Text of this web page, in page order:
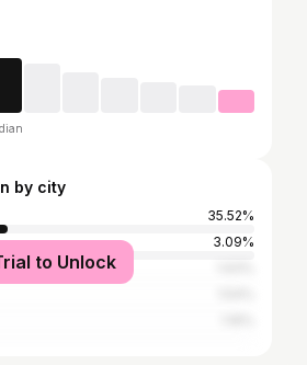
by city
35.52%
3.09%
to Unlock